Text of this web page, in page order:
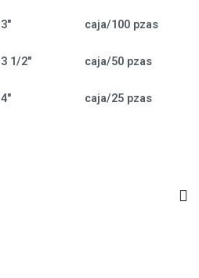
3" caja/100 pzas
3 1/2" caja/50 pzas
4" caja/25 pzas